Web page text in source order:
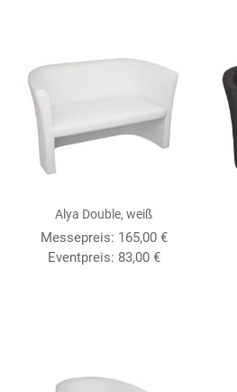
Alya Double, weiß
Messepreis: 165,00 €
Eventpreis: 83,00 €